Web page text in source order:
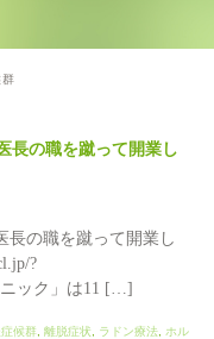
長の職を蹴って開業し
長の職を蹴って開業し
?
ニック」は11 […]
候群 離脱症状 ラドン療法
ホル